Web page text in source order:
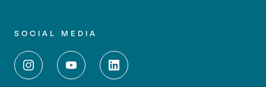
SOCIAL MEDIA